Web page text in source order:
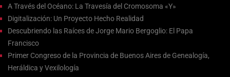
A Través del Océano: La Travesía del Cromosoma «Y»
Digitalización: Un Proyecto Hecho Realidad
Descubriendo las Raíces de Jorge Mario Bergoglio: El Papa
Francisco
Primer Congreso de la Provincia de Buenos Aires de Genealogía,
Heráldica y Vexilología